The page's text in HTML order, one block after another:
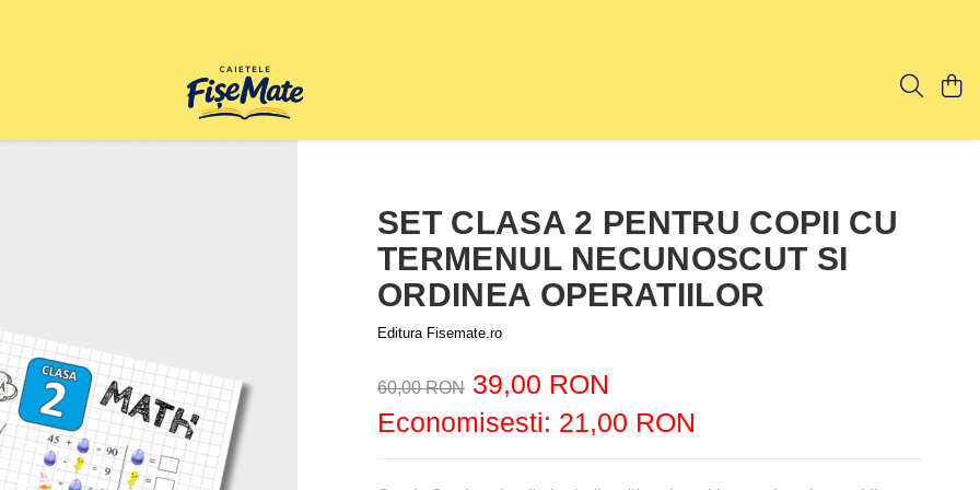
SET CLASA 2 PENTRU COPII CU
TERMENUL NECUNOSCUT SI
ORDINEA OPERATIILOR
Editura Fisemate.ro
60,00 RON 39,00 RON
Economisesti: 21,00 RON